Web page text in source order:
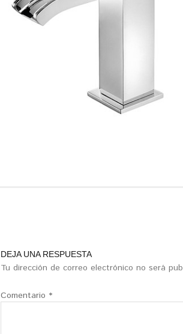
DEJA UNA RESPUESTA
Tu dirección de correo electrónico no será
Comentario *